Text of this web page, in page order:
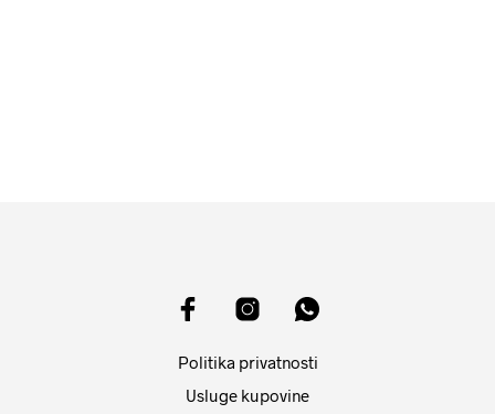
Politika privatnosti
Usluge kupovine